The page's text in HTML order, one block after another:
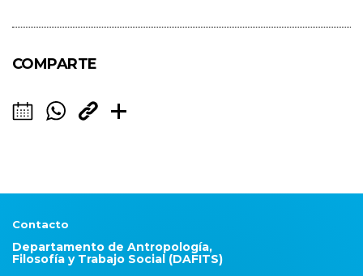
COMPARTE
Contacto
Departamento de Antropología,
Filosofía y Trabajo Social (DAFITS)